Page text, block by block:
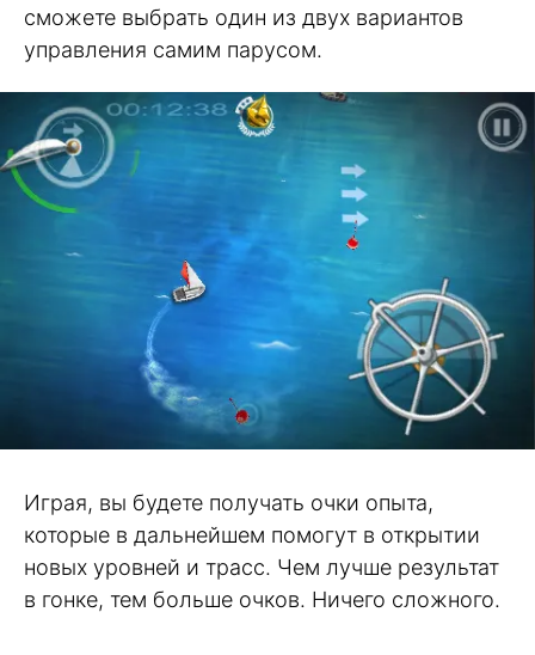
сможете выбрать один из двух вариантов
управления самим парусом.
Играя, вы будете получать очки опыта,
которые в дальнейшем помогут в открытии
новых уровней и трасс. Чем лучше результат
в гонке, тем больше очков. Ничего сложного.